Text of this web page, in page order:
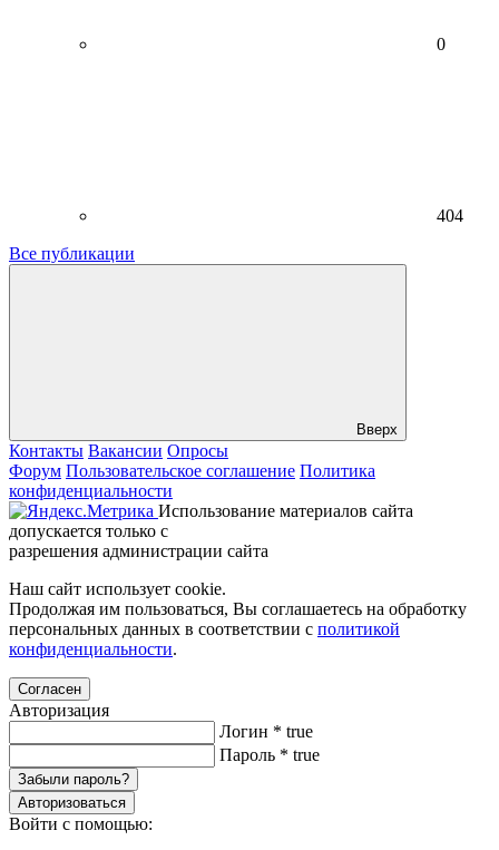
0
404
Все публикации
Вверх
Контакты Вакансии Опросы
Форум Пользовательское соглашение Политика
конфиденциальности
Использование материалов сайта
допускается только с
разрешения администрации сайта
Наш сайт использует cookie.
Продолжая им пользоваться, Вы соглашаетесь на обработку
персональных данных в соответствии с политикой
конфиденциальности.
Согласен
Авторизация
Логин * true
Пароль * true
Забыли пароль?
Авторизоваться
Войти с помощью: